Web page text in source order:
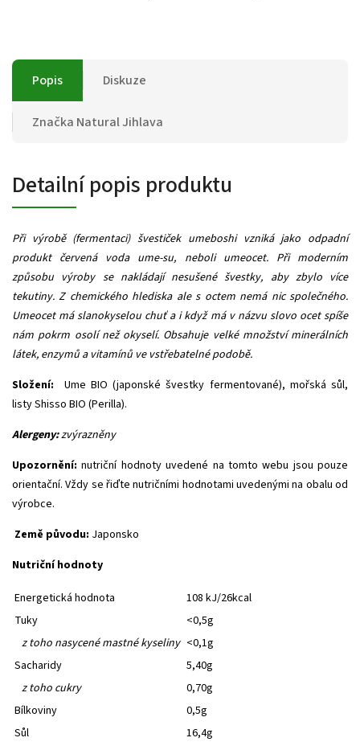
Popis Diskuze
Značka Natural Jihlava
Detailní popis produktu
Při výrobě (fermentaci) švestiček umeboshi vzniká jako odpadní
produkt červená voda ume-su, neboli umeocet. Při moderním
způsobu výroby se nakládají nesušené švestky, aby zbylo více
tekutiny. Z chemického hlediska ale s octem nemá nic společného.
Umeocet má slanokyselou chuť a i když má v názvu slovo ocet spíše
nám pokrm osolí než okyselí. Obsahuje velké množství minerálních
látek, enzymů a vitamínů ve vstřebatelné podobě.
Složení:
Ume BIO (japonské švestky fermentované), mořská sůl,
listy Shisso BIO (Perilla).
Alergeny:zvýrazněny
Upozornění: nutriční hodnoty uvedené na tomto webu jsou pouze
orientační. Vždy se řiďte nutričními hodnotami uvedenými na obalu od
výrobce.
Země původu: Japonsko
Nutriční hodnoty
Energetická hodnota
108 kJ/26kcal
Tuky
<0,5g
z toho nasycené mastné kyseliny <0,1g
Sacharidy
5,40g
z toho cukry
0,70g
Bílkoviny
0,5g
Sůl
16,4g